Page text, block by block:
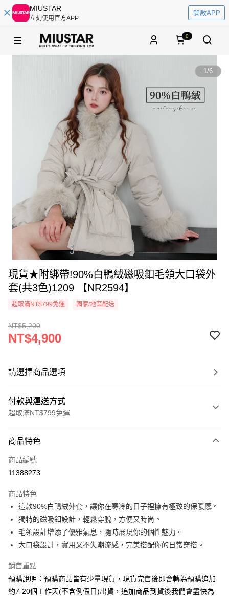
MIUSTAR
立刻使用官方APP
開啟APP
0
1/6
現貨★附綁帶!90%白鴨絨磁吸釦毛領大口袋外
套(共3色)1209 【NR2594】
超取滿NT$799免運 國家/地區配送
NT$5,200
NT$4,900
請選擇商品選項
付款與運送方式
超取滿NT$799免運
信用卡一次付款
超商取貨付款
Apple Pay
街口支付
悠遊付
Google Pay
全支付
商品特色
商品編號
11388273
商品特色
這款90%白鴨絨外套，讓你在寒冷的日子裡擁有極致的保暖感。
獨特的磁吸釦設計，輕鬆穿脫，方便又時尚。
毛領設計增添了優雅氣息，隨時展現你的個性魅力。
大口袋設計，實用又不失潮流感，完美搭配你的日常穿搭。
銷售重點
預購說明：預購商品皆有少量現貨，現貨完售後即會轉為預購追加
約7-20個工作天(不含例假日)出貨，追加商品到貨後我們會盡快為